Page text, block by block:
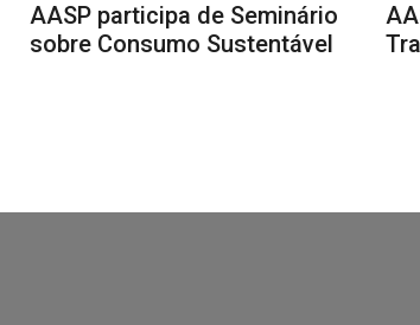
AASP participa de Seminário
sobre Consumo Sustentável